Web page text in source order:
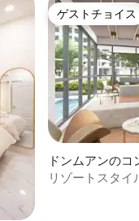
ゲストチョイス
ゲストチョイス
ドンムアンのコ
リゾートスタイ